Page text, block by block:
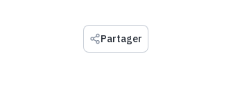
Partager